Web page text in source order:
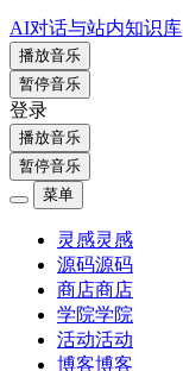
AI对话与站内知识库
播放音乐
暂停音乐
登录
播放音乐
暂停音乐
菜单
灵感灵感
源码源码
商店商店
学院学院
活动活动
博客博客